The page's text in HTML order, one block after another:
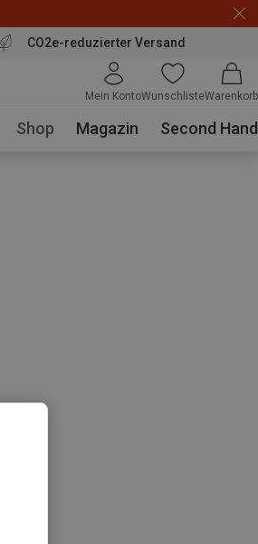
CO2e-reduzierter Versand
Mein KontoWunschlisteWarenkorb
Shop Magazin Second Hand